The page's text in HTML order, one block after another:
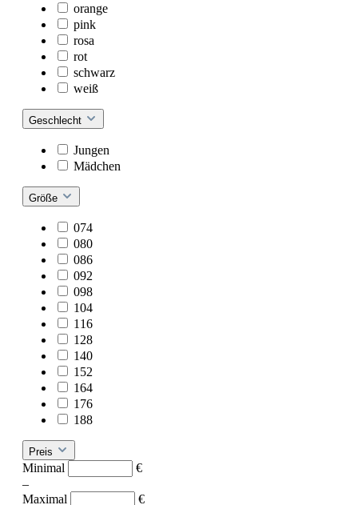
orange
pink
rosa
rot
schwarz
weiß
Geschlecht
Jungen
Mädchen
Größe
074
080
086
092
098
104
116
128
140
152
164
176
188
Preis
Minimal
€
–
Maximal
€